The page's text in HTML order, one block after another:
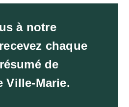
à notre
chaque
de
Ville-Marie.